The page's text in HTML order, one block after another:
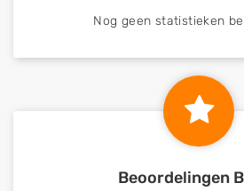
Nog geen statistieken
Beoordelingen